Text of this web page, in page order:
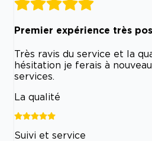
Premier expérience très
Très ravis du service et la
hésitation je ferais à
services.
La qualité
Suivi et service